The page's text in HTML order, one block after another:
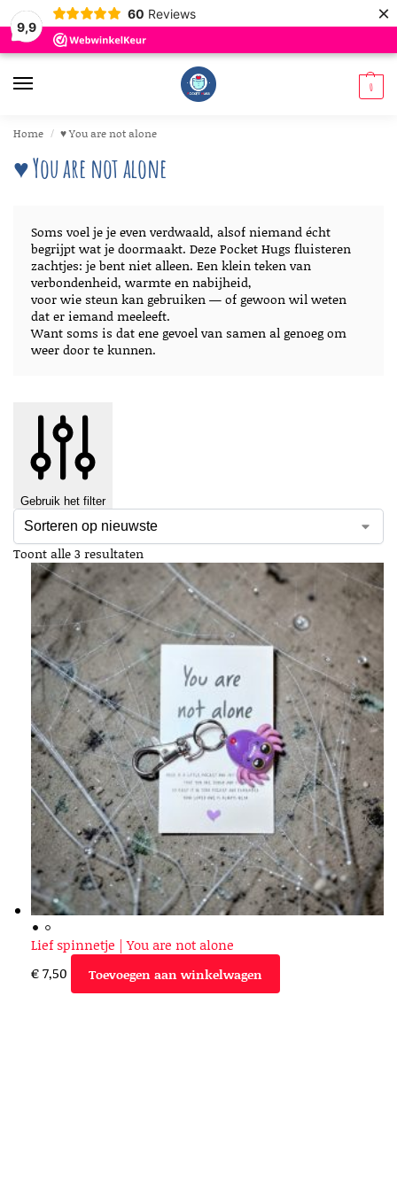
9,9
60 Reviews ×
0
Home / ♥︎ You are not alone
♥︎ You are not alone
Soms voel je je even verdwaald, alsof niemand écht
begrijpt wat je doormaakt. Deze Pocket Hugs fluisteren
zachtjes: je bent niet alleen. Een klein teken van
verbondenheid, warmte en nabijheid,
voor wie steun kan gebruiken — of gewoon wil weten
dat er iemand meeleeft.
Want soms is dat ene gevoel van samen al genoeg om
weer door te kunnen.
Gebruik het filter
Toont alle 3 resultaten
Lief spinnetje | You are not alone
€7,50 Toevoegen aan winkelwagen